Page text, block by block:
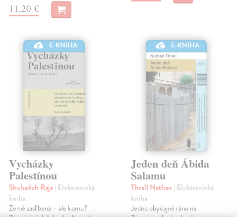
11,20 €
E-KNIHA
Vycházky
Palestínou
Shehadeh Raja| Elektronická
kniha
Země zaslíbená – ale komu?
E-KNIHA
Jeden deň Ábida
Salamu
Thrall Nathan | Elektronická
kniha
Jedno obyčajné ráno na